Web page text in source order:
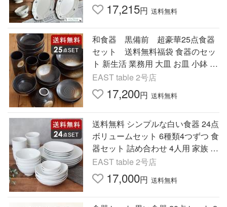
17,215円 送料無料
和食器 黒備前 超豪華25点食器
セット 送料無料福袋 食器のセッ
ト 新生活 業務用 大皿 お皿 小鉢 湯
呑み 茶碗 爆買
EAST table 2号店
17,200円 送料無料
送料無料 シンプルな白い食器 24点
ボリュームセット 6種類4つずつ 食
器セット 詰め合わせ 4人用 家族 ギ
フト 日本製 爆買
EAST table 2号店
17,000円 送料無料